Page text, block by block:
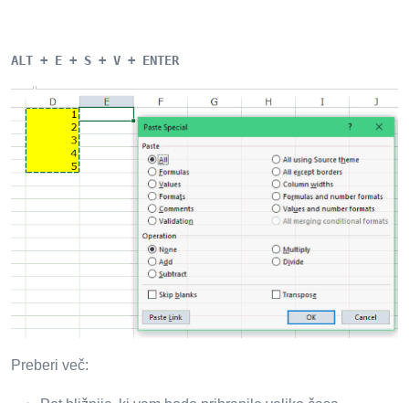
ALT + E + S + V + ENTER
Preberi več: